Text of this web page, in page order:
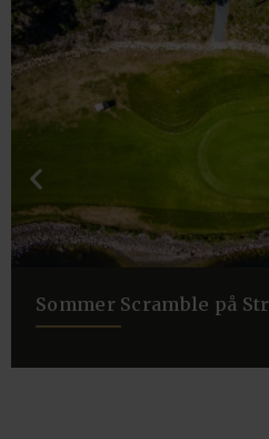
Sommer Scramble på